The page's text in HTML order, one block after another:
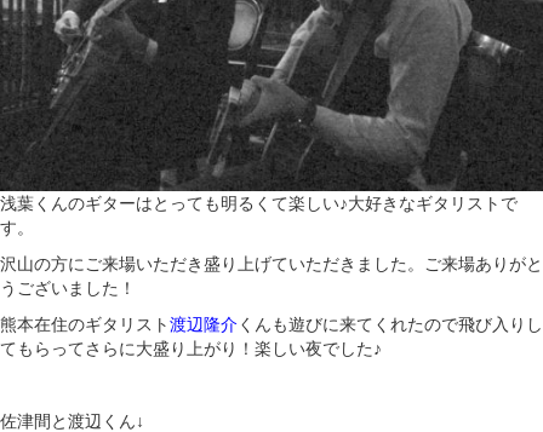
浅葉くんのギターはとっても明るくて楽しい♪大好きなギタリストで
す。
沢山の方にご来場いただき盛り上げていただきました。ご来場ありがと
うございました！
熊本在住のギタリスト渡辺隆介くんも遊びに来てくれたので飛び入りし
てもらってさらに大盛り上がり！楽しい夜でした♪
佐津間と渡辺くん↓